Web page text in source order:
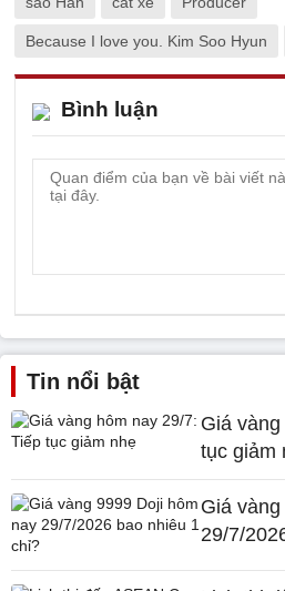
Because I love you. Kim Soo Hyun
Bình luận
Tin nổi bật
Giá
tục giảm
Giá
29/7/